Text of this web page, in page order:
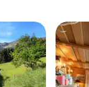
appréciés